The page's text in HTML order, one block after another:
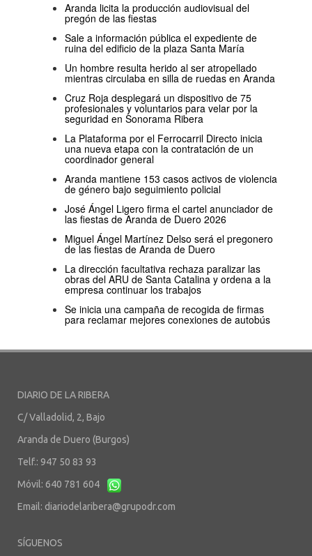
Aranda licita la producción audiovisual del
pregón de las fiestas
Sale a información pública el expediente de
ruina del edificio de la plaza Santa María
Un hombre resulta herido al ser atropellado
mientras circulaba en silla de ruedas en Aranda
Cruz Roja desplegará un dispositivo de 75
profesionales y voluntarios para velar por la
seguridad en Sonorama Ribera
La Plataforma por el Ferrocarril Directo inicia
una nueva etapa con la contratación de un
coordinador general
Aranda mantiene 153 casos activos de violencia
de género bajo seguimiento policial
José Ángel Ligero firma el cartel anunciador de
las fiestas de Aranda de Duero 2026
Miguel Ángel Martínez Delso será el pregonero
de las fiestas de Aranda de Duero
La dirección facultativa rechaza paralizar las
obras del ARU de Santa Catalina y ordena a la
empresa continuar los trabajos
Se inicia una campaña de recogida de firmas
para reclamar mejores conexiones de autobús
DIARIO DE LA RIBERA
C/ Valladolid, 2, Bajo
Aranda de Duero (Burgos)
Telf.: 947 50 83 93
Móvil: 640 781 604
Email: diariodelaribera@grupodr.com
SÍGUENOS